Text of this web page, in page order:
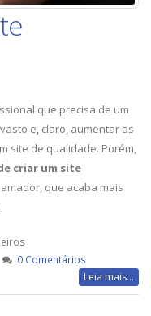
que precisa de um
e, claro, aumentar as
site de qualidade. Porém,
criar um site
que acaba mais
0 Comentários
Leia mais...